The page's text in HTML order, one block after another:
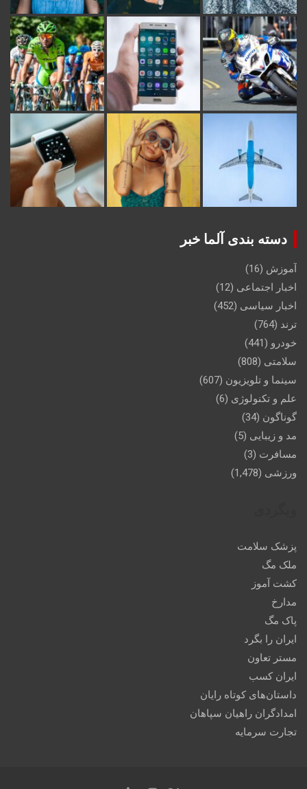
دسته بندی آلما خبر
آموزش (16)
اخبار اجتماعی (12)
اخبار سیاسی (452)
ترند (764)
خودرو (441)
سلامتی (808)
سینما و تلویزیون (607)
علم و تکنولوژی (6)
گوناگون (34)
مد و زیبایی (5)
مسافرت (3)
ورزشی (1,478)
پزشک سلامت
ملک مگ
کشت آموز
مدارخ
پاک مگ
ایران را بگرد
مستر تعاون
ایران کسب
داستان‌های کوتاه رایان
امدادگران راهیان سپاهان
تجارت سرمایه